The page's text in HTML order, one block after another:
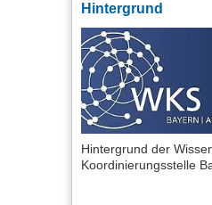
Hintergrund
Hintergrund der
Koordinierungsstelle